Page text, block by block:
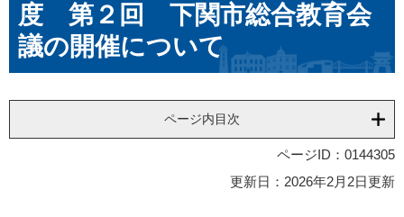
度 第２回 下関市総合教育会
議の開催について
ページ内目次
ページID：0144305
更新日：2026年2月2日更新